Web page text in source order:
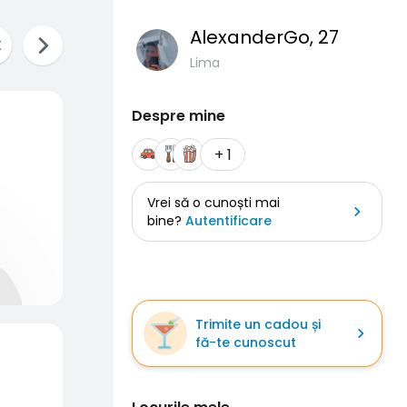
AlexanderGo, 27
Lima
Despre mine
+ 1
Vrei să o cunoști mai
bine? Autentificare
Trimite un cadou și
fă-te cunoscut